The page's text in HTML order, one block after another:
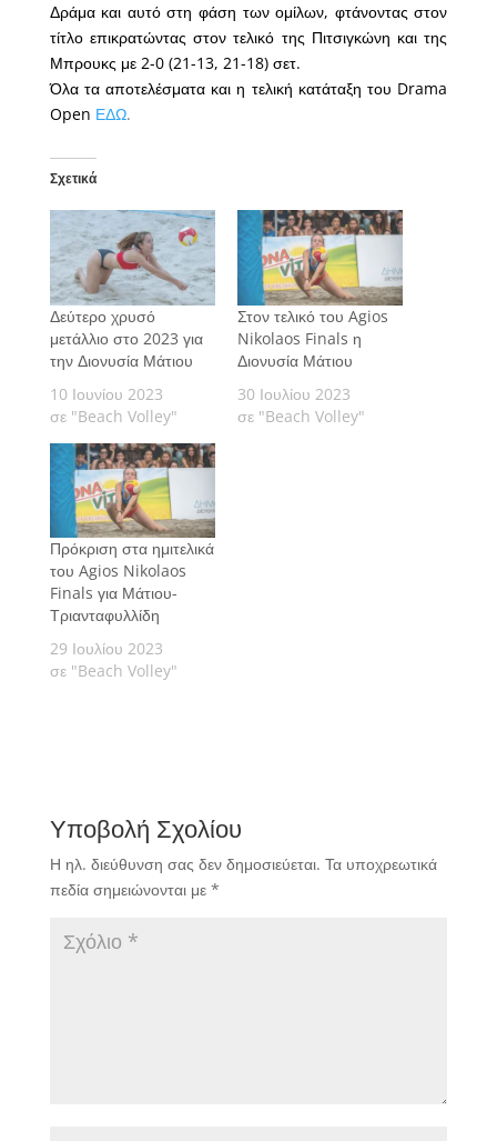
Δράμα και αυτό στη φάση των ομίλων, φτάνοντας στον
τίτλο επικρατώντας στον τελικό της Πιτσιγκώνη και της
Μπρουκς με 2-0 (21-13, 21-18) σετ.
Όλα τα αποτελέσματα και η τελική κατάταξη του Drama
Open ΕΔΩ.
Σχετικά
Δεύτερο χρυσό
μετάλλιο στο 2023 για
την Διονυσία Μάτιου
10 Ιουνίου 2023
σε "Beach Volley"
Στον τελικό του Agios
Nikolaos Finals η
Διονυσία Μάτιου
30 Ιουλίου 2023
σε "Beach Volley"
Πρόκριση στα ημιτελικά
του Agios Nikolaos
Finals για Μάτιου-
Τριανταφυλλίδη
29 Ιουλίου 2023
σε "Beach Volley"
Υποβολή Σχολίου
Η ηλ. διεύθυνση σας δεν δημοσιεύεται. Τα υποχρεωτικά
πεδία σημειώνονται με *